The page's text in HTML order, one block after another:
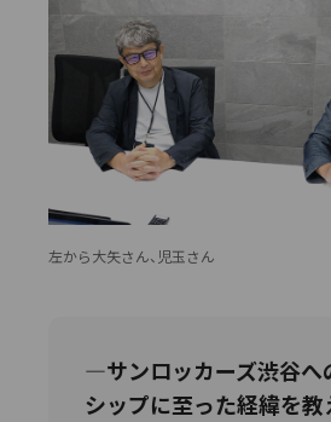
左から大矢さん、児玉さん
―サンロッカーズ渋谷へ
シップに至った経緯を教